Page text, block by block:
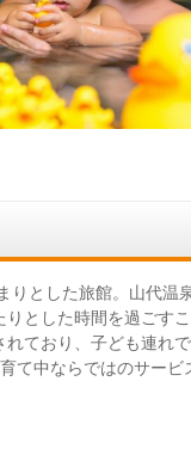
とした旅館。山代
とした時間を過ごす
ており、子ども連れ
中ならではのサービ